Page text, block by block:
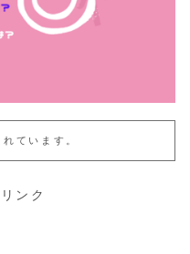
ています。
ンク